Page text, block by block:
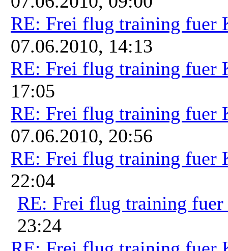
RE: Frei flug training fuer
07.06.2010, 14:13
RE: Frei flug training fuer
17:05
RE: Frei flug training fuer
07.06.2010, 20:56
RE: Frei flug training fuer
22:04
RE: Frei flug training fuer
23:24